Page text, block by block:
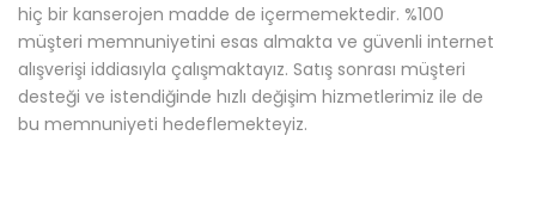
hiç bir kanserojen madde de içermemektedir. %100
müşteri memnuniyetini esas almakta ve güvenli internet
alışverişi iddiasıyla çalışmaktayız. Satış sonrası müşteri
desteği ve istendiğinde hızlı değişim hizmetlerimiz ile de
bu memnuniyeti hedeflemekteyiz.